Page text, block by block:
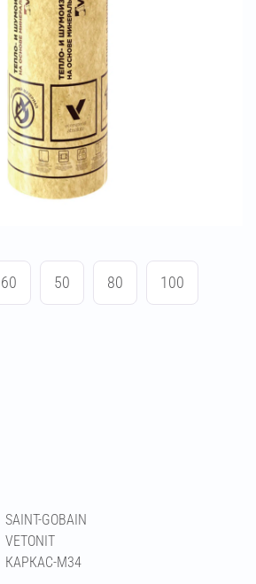
60 50 80 100
SAINT-GOBAIN
VETONIT
КАРКАС-М34